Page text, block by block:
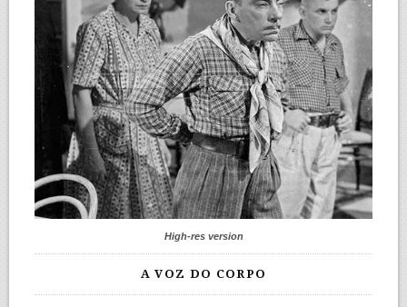
High-res version
A VOZ DO CORPO